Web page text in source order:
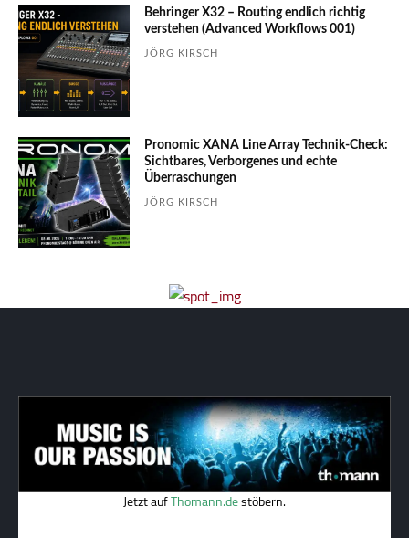
Behringer X32 – Routing endlich richtig
verstehen (Advanced Workflows 001)
JÖRG KIRSCH
Pronomic XANA Line Array Technik-Check:
Sichtbares, Verborgenes und echte
Überraschungen
JÖRG KIRSCH
Jetzt aufThomann.destöbern.